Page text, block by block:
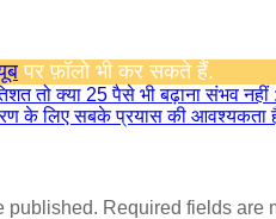
पर फ़ॉलो भी कर सकते हैं.
तो क्या 25 पैसे भी बढ़ाना संभव
के लिए सबके प्रयास की आवश्यकता
published. Required fields are